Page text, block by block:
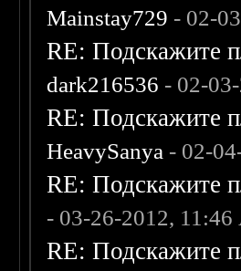
Mainstay729 - 02-
RE: Подскажите
dark216536 - 02-
RE: Подскажите
HeavySanya - 02-
RE: Подскажите
- 03-26-2012,
RE: Подскажите